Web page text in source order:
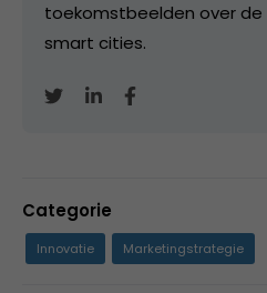
toekomstbeelden over de
smart cities.
Categorie
Innovatie Marketingstrategie